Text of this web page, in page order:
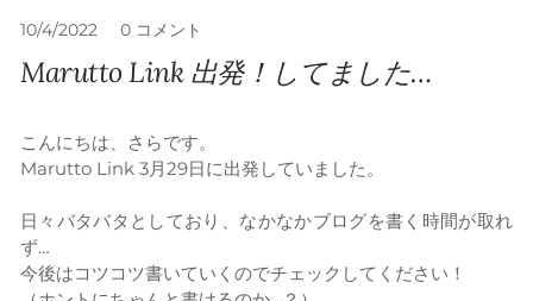
10/4/2022 0 コメント
Marutto Link 出発！してました…
こんにちは、さらです。
Marutto Link 3月29日に出発していました。
日々バタバタとしており、なかなかブログを書く時間が取れ
ず…
今後はコツコツ書いていくのでチェックしてください！